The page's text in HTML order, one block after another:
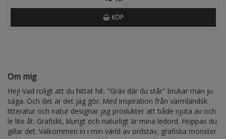
KÖP
Om mig
Hej! Vad roligt att du hittat hit. "Gräv där du står" brukar man ju
säga. Och det är det jag gör. Med inspiration från värmländsk
litteratur och natur designar jag produkter att både njuta av och
le lite åt. Grafiskt, klurigt och naturligt är mina ledord. Hoppas du
gillar det. Välkommen in i min värld av ordstäv, grafiska mönster